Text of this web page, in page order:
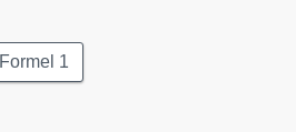
Formel 1